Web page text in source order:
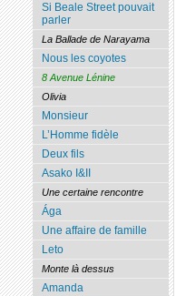
Si Beale Street pouvait
parler
La Ballade de Narayama
Nous les coyotes
8 Avenue Lénine
Olivia
Monsieur
L’Homme fidèle
Deux fils
Asako I&II
Une certaine rencontre
Ága
Une affaire de famille
Leto
Monte là dessus
Amanda